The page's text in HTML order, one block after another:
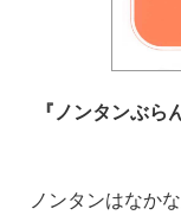
『ノンタンぶら
ノンタンはなか